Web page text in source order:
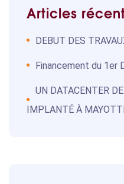
Articles
DEBUT DES
Financement du
UN DATACENTER
IMPLANTÉ À